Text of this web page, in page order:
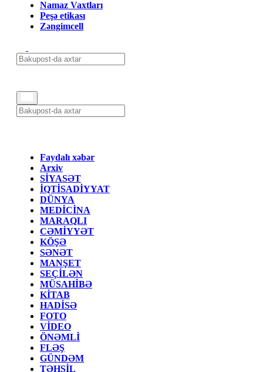
Namaz Vaxtları
Peşə etikası
Zəngimcell
Faydalı xəbər
Arxiv
SİYASƏT
İQTİSADİYYAT
DÜNYA
MEDİCİNA
MARAQLI
CƏMİYYƏT
KÖŞƏ
SƏNƏT
MANŞET
SEÇİLƏN
MÜSAHİBƏ
KİTAB
HADİSƏ
FOTO
VİDEO
ÖNƏMLİ
FLƏŞ
GÜNDƏM
TƏHSİL